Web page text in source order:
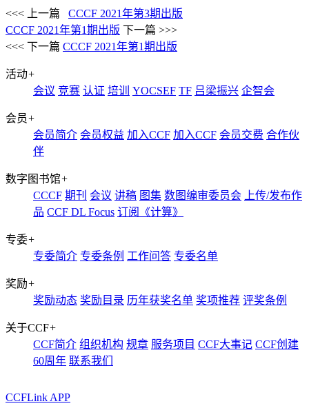
<<< 上一篇
CCCF 2021年第3期出版
CCCF 2021年第1期出版 下一篇 >>>
<<< 下一篇 CCCF 2021年第1期出版
活动+
会议 竞赛 认证 培训 YOCSEF TF 吕梁振兴 企智会
会员+
会员简介 会员权益 加入CCF 加入CCF 会员交费 合作伙
伴
数字图书馆+
CCCF 期刊 会议 讲稿 图集 数图编审委员会
上传/发布作
品 CCF DL Focus 订阅《计算》
专委+
专委简介 专委条例 工作问答 专委名单
奖励+
奖励动态 奖励目录 历年获奖名单 奖项推荐 评奖条例
关于CCF+
CCF简介 组织机构 规章 服务项目 CCF大事记 CCF创建
60周年 联系我们
CCFLink APP